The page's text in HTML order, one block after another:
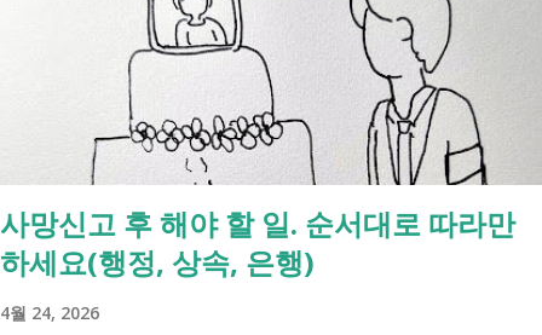
사망신고 후 해야 할 일. 순서대로 따라만
하세요(행정, 상속, 은행)
4월 24, 2026